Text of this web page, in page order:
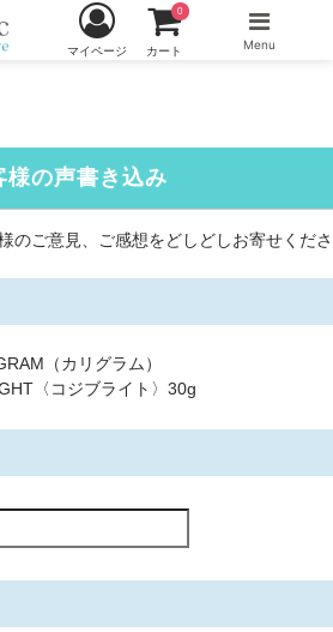
マイページ カート
0
Menu
様の声書き込み
のご意見、ご感想をどしどしお寄せくださ
（カリグラム）
〈コジブライト〉30g